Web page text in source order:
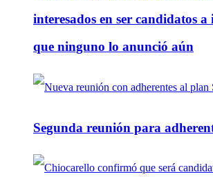
interesados en ser candidatos
que ninguno lo anunció aún
Segunda reunión para